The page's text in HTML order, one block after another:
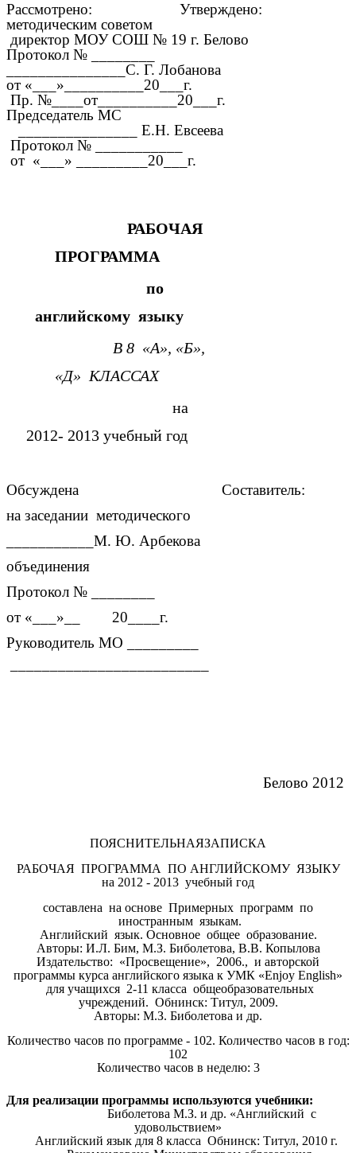
Рассмотрено: Утверждено:
методическим советом
директор МОУ СОШ № 19 г. Белово
Протокол № ________
_______________С. Г. Лобанова
от «___»__________20___г.
Пр. №____от__________20___г.
Председатель МС
_______________ Е.Н. Евсеева
Протокол № ___________
от «___» _________20___г.
РАБОЧАЯ
ПРОГРАММА
по
английскому языку
В 8 «А», «Б»,
«Д» КЛАССАХ
на
2012- 2013 учебный год
Обсуждена Составитель:
на заседании методического
___________М. Ю. Арбекова
объединения
Протокол № ________
от «___»__ 20____г.
Руководитель МО _________
Белово 2012
ПОЯСНИТЕЛЬНАЯЗАПИСКА
РАБОЧАЯ ПРОГРАММА ПО АНГЛИЙСКОМУ ЯЗЫКУ
на 2012 - 2013 учебный год
составлена на основе Примерных программ по
иностранным языкам.
Английский язык. Основное общее образование.
Авторы: И.Л. Бим, М.З. Биболетова, В.В. Копылова
Издательство: «Просвещение», 2006., и авторской
программы курса английского языка к УМК «Enjoy English»
для учащихся 2-11 класса общеобразовательных
учреждений. Обнинск: Титул, 2009.
Авторы: М.З. Биболетова и др.
Количество часов по программе - 102. Количество часов в год:
102
Количество часов в неделю: 3
Для реализации программы используются учебники:
Биболетова М.З. и др. «Английский с
удовольствием»
Английский язык для 8 класса Обнинск: Титул, 2010 г.